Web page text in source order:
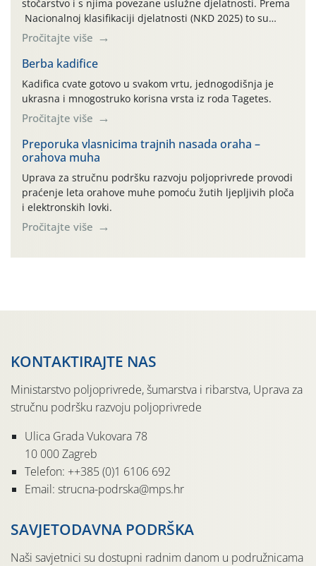
stočarstvo i s njima povezane uslužne djelatnosti. Prema
Nacionalnoj klasifikaciji djelatnosti (NKD 2025) to su
skupne 01.1, 01.2, 01.3, 01.4, 01.5 i 01.6. Djelatnost
prerade poljoprivrednih proizvoda je svako djelovanje na
poljoprivredni proizvod čiji je rezultat proizvod koji
također može biti poljoprivredni proizvod poput npr.
maslinovog ulja, bučinog ulja, vino od […]
Pročitajte više
Berba kadifice
Kadifica cvate gotovo u svakom vrtu, jednogodišnja je
ukrasna i mnogostruko korisna vrsta iz roda Tagetes.
Pročitajte više
Preporuka vlasnicima trajnih nasada oraha –
orahova muha
Uprava za stručnu podršku razvoju poljoprivrede provodi
praćenje leta orahove muhe pomoću žutih ljepljivih ploča
i elektronskih lovki.
Pročitajte više
KONTAKTIRAJTE NAS
Ministarstvo poljoprivrede, šumarstva i ribarstva, Uprava za
stručnu podršku razvoju poljoprivrede
Ulica Grada Vukovara 78
10 000 Zagreb
Telefon: ++385 (0)1 6106 692
Email: strucna-podrska@mps.hr
SAVJETODAVNA PODRŠKA
Naši savjetnici su dostupni radnim danom u podružnicama